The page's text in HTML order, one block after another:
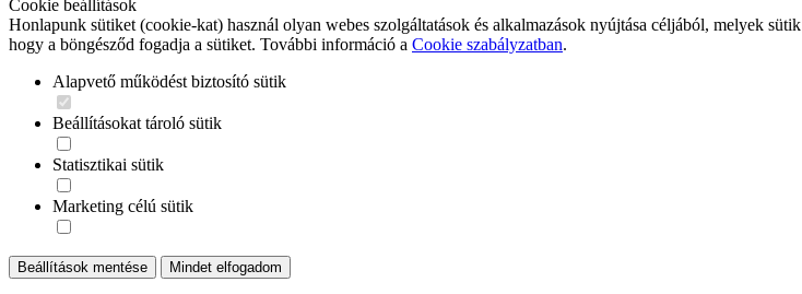
Cookie beállítások
Honlapunk sütiket (cookie-kat) használ olyan webes szolgáltatások és alkalmazások nyújtása céljából, melyek
hogy a böngésződ fogadja a sütiket. További információ a Cookie szabályzatban.
Alapvető működést biztosító sütik
Beállításokat tároló sütik
Statisztikai sütik
Marketing célú sütik
Beállítások mentése Mindet elfogadom